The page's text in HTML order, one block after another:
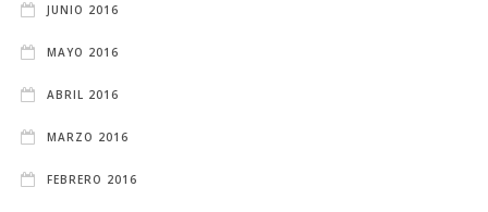
JUNIO 2016
MAYO 2016
ABRIL 2016
MARZO 2016
FEBRERO 2016